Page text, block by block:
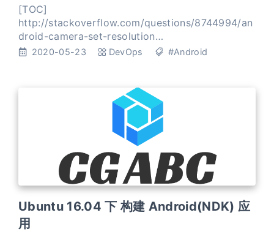
[TOC]
http://stackoverflow.com/questions/8744994/an
droid-camera-set-resolution
http://stackoverflow.com/questions/10913181/ca
2020-05-23 DevOps #Android
Ubuntu 16.04 下 构建 Android(NDK) 应
用